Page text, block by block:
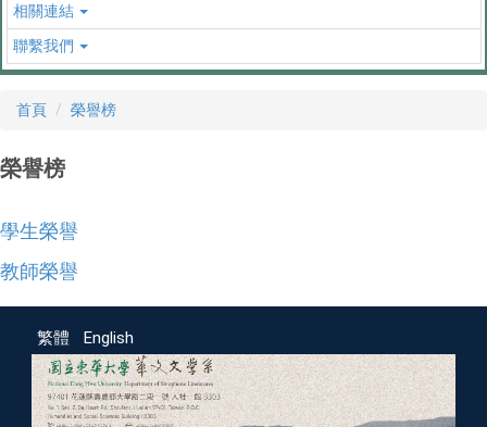
相關連結
聯繫我們
首頁 榮譽榜
榮譽榜
學生榮譽
教師榮譽
繁體 English